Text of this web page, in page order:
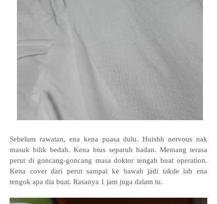
Sebelum rawatan, ena kena puasa dulu. Huishh nervous nak
masuk bilik bedah. Kena bius separuh badan. Memang terasa
perut di goncang-goncang masa doktor tengah buat operation.
Kena cover dari perut sampai ke bawah jadi takde lah ena
tengok apa dia buat. Rasanya 1 jam juga dalam tu.